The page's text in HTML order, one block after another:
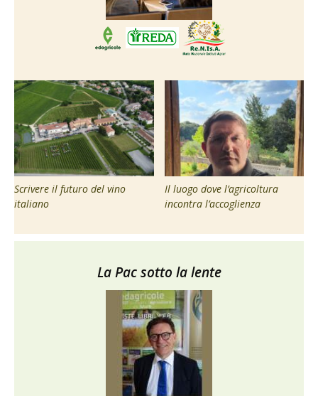
Scrivere il futuro del vino
italiano
Il luogo dove l’agricoltura
incontra l’accoglienza
La Pac sotto la lente